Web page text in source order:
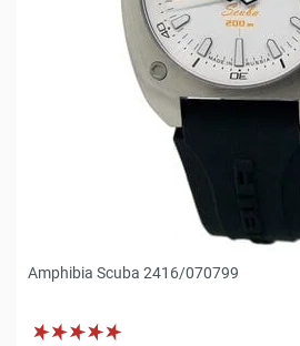
Amphibia Scuba 2416/070799